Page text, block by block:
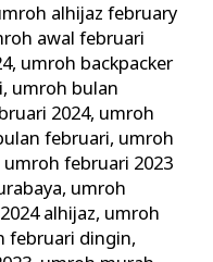
alhijaz february
awal februari
, umroh backpacker
, umroh bulan
2024, umroh
februari, umroh
umroh februari 2023
, umroh
alhijaz, umroh
februari dingin,